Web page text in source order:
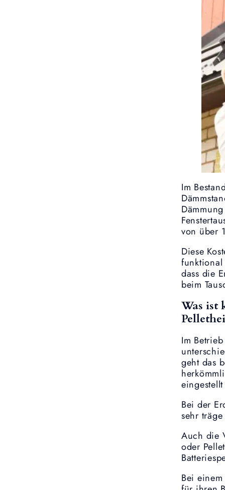
Im
von über
Diese
funktional
dass die
beim
Was ist
Im
geht das
Bei der
sehr
Auch die
oder
Bei